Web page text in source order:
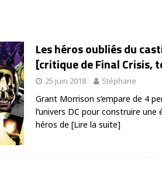
Les héros oubliés du
[critique de Final Crisis,
25 juin 2018 Stéphane
Grant Morrison s’empare de 4
l’univers DC pour construire une
héros de [Lire la suite]